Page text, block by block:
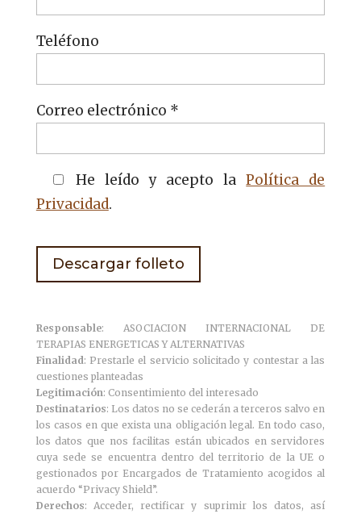
Teléfono
Correo electrónico *
He leído y acepto laPolítica de
Privacidad.
Responsable: ASOCIACION INTERNACIONAL DE
TERAPIAS ENERGETICAS Y ALTERNATIVAS
Finalidad : Prestarle el servicio solicitado y contestar a las
cuestiones planteadas
Legitimación: Consentimiento del interesado
Destinatarios: Los datos no se cederán a terceros salvo en
los casos en que exista una obligación legal. En todo caso,
los datos que nos facilitas están ubicados en servidores
cuya sede se encuentra dentro del territorio de la UE o
gestionados por Encargados de Tratamiento acogidos al
acuerdo “Privacy Shield”.
Derechos: Acceder, rectificar y suprimir los datos, así